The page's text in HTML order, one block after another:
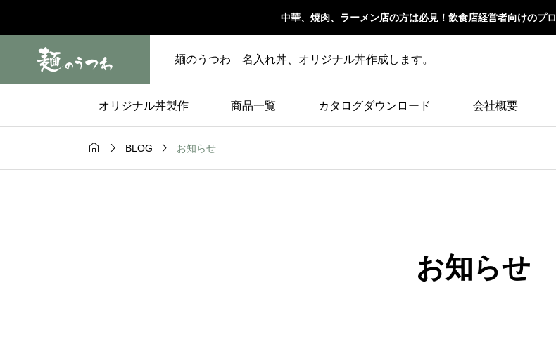
中華、焼肉、ラーメン店の方は必見！飲食店経営者向けのプ
麺のうつわ 名入れ丼、オリジナル丼作成します。
オリジナル丼製作 商品一覧 カタログダウンロード 会社概要
  BLOG  お知らせ
お知らせ